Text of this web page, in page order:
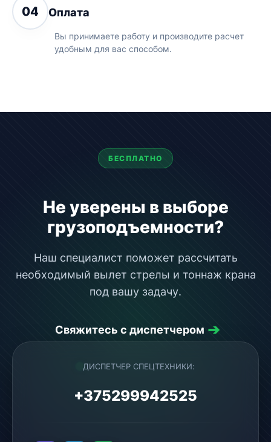
04 Оплата
Вы принимаете работу и производите расчет
удобным для вас способом.
БЕСПЛАТНО
Не уверены в выборе
грузоподъемности?
Наш специалист поможет рассчитать
необходимый вылет стрелы и тоннаж крана
под вашу задачу.
Свяжитесь с диспетчером ➔
ДИСПЕТЧЕР СПЕЦТЕХНИКИ:
+375299942525